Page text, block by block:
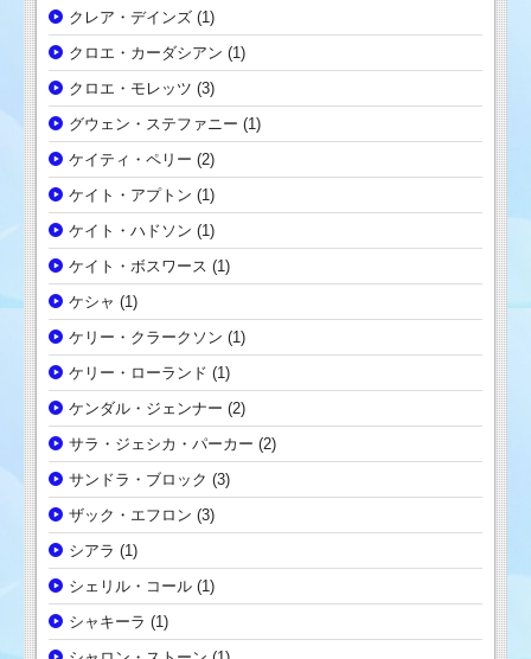
クレア・デインズ (1)
クロエ・カーダシアン (1)
クロエ・モレッツ (3)
グウェン・ステファニー (1)
ケイティ・ペリー (2)
ケイト・アプトン (1)
ケイト・ハドソン (1)
ケイト・ボスワース (1)
ケシャ (1)
ケリー・クラークソン (1)
ケリー・ローランド (1)
ケンダル・ジェンナー (2)
サラ・ジェシカ・パーカー (2)
サンドラ・ブロック (3)
ザック・エフロン (3)
シアラ (1)
シェリル・コール (1)
シャキーラ (1)